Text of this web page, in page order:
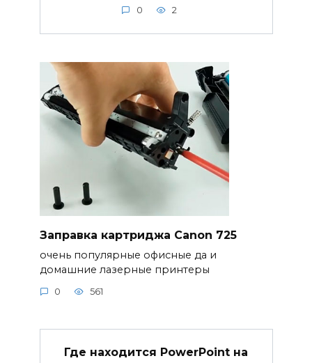
0 2
Заправка картриджа Canon 725
очень популярные офисные да и
домашние лазерные принтеры
0 561
Где находится PowerPoint на